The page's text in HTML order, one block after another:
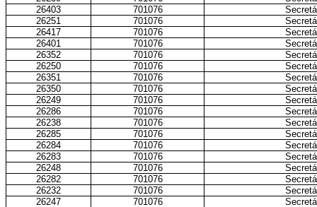
26403
701076
26251
701076
26417
701076
26401
701076
26352
701076
26250
701076
26351
701076
26350
701076
26249
701076
26286
701076
26238
701076
26285
701076
26284
701076
26283
701076
26248
701076
26282
701076
26232
701076
26247
701076